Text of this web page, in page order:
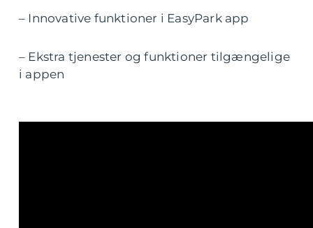
– Innovative funktioner i EasyPark app
– Ekstra tjenester og funktioner tilgængelige
i appen